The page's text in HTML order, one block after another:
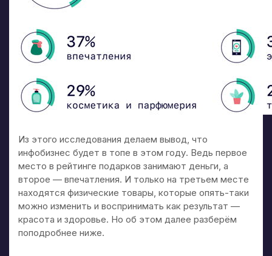
Из этого исследования делаем вывод, что
инфобизнес будет в топе в этом году. Ведь первое
место в рейтинге подарков занимают деньги, а
второе — впечатления. И только на третьем месте
находятся физические товары, которые опять-таки
можно изменить и воспринимать как результат —
красота и здоровье. Но об этом далее разберём
поподробнее ниже.